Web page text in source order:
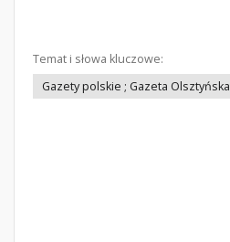
Temat i słowa kluczowe:
Gazety polskie ; Gazeta Olsztyńska